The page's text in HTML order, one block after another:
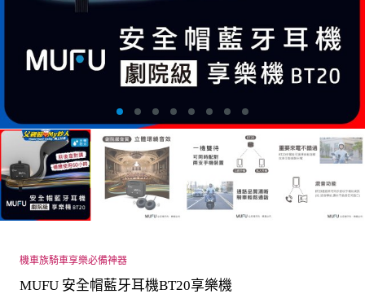
機車族騎車享樂必備神器
MUFU 安全帽藍牙耳機BT20享樂機